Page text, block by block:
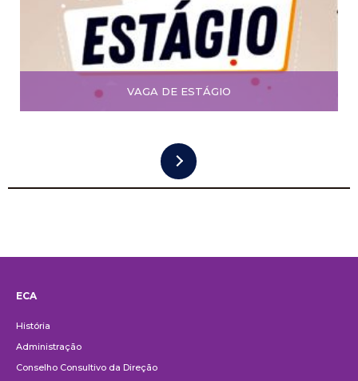
VAGA DE ESTÁGIO
ECA
História
Administração
Conselho Consultivo da Direção